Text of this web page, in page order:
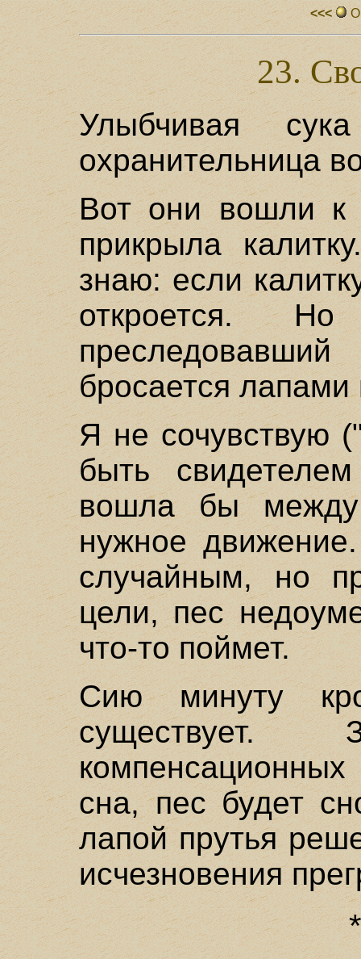
<<<
23.
Улыбчивая
охранительница
Вот они вошли
прикрыла
знаю: если
откроется.
бросается лапами
Я не сочувствую
быть
вошла бы
нужное
случайным, но
цели, пес
что-то поймет.
Сию минуту
сна, пес будет
лапой прутья
исчезновения